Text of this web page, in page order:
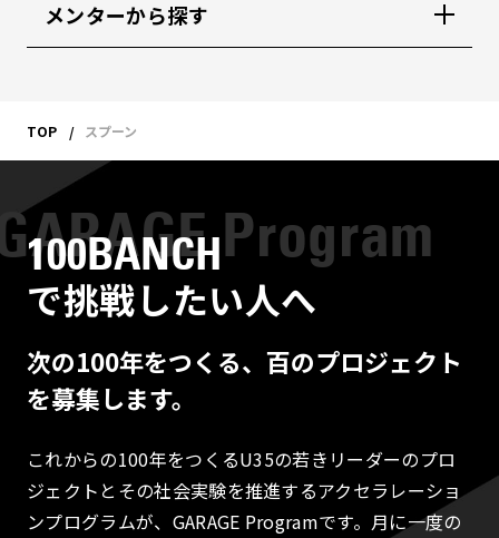
メンターから探す
TOP スプーン
100BANCH
で挑戦したい人へ
次の100年をつくる、百のプロジェクト
を募集します。
これからの100年をつくるU35の若きリーダーのプロ
ジェクトとその社会実験を推進するアクセラレーショ
ンプログラムが、GARAGE Programです。月に一度の